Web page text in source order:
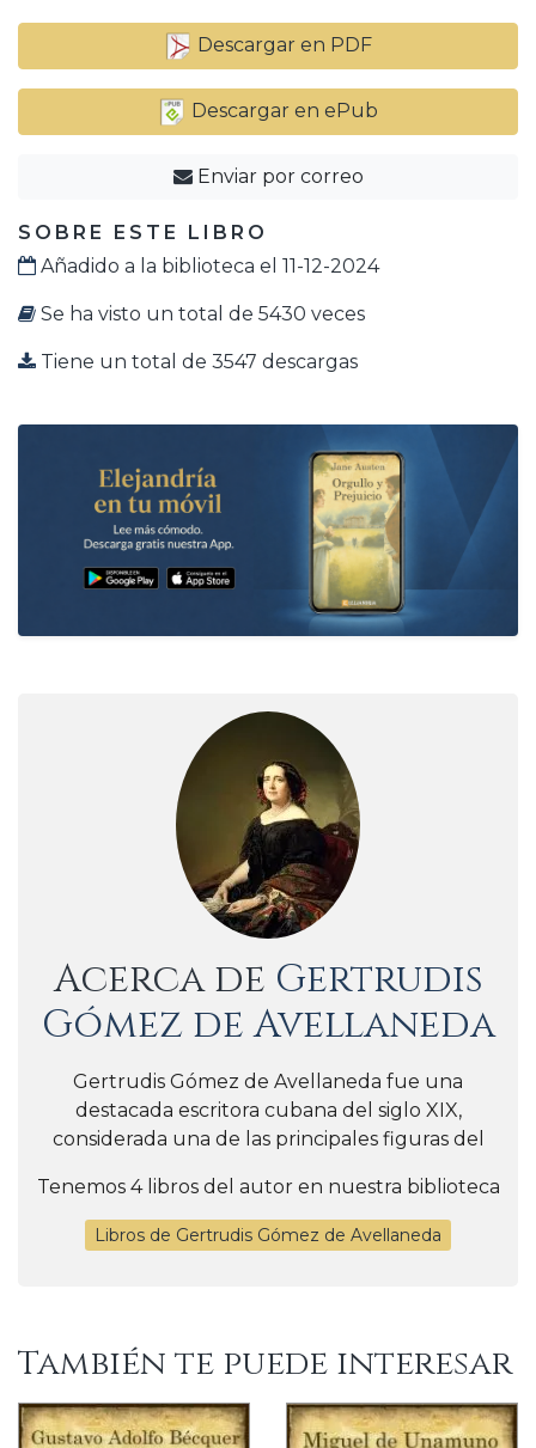
Descargar en PDF
Descargar en ePub
Enviar por correo
SOBRE ESTE LIBRO
Añadido a la biblioteca el 11-12-2024
Se ha visto un total de 5430 veces
Tiene un total de 3547 descargas
Acerca de Gertrudis
Gómez de Avellaneda
Gertrudis Gómez de Avellaneda fue una
destacada escritora cubana del siglo XIX,
considerada una de las principales figuras del
Tenemos 4 libros del autor en nuestra biblioteca
Libros de Gertrudis Gómez de Avellaneda
También te puede interesar